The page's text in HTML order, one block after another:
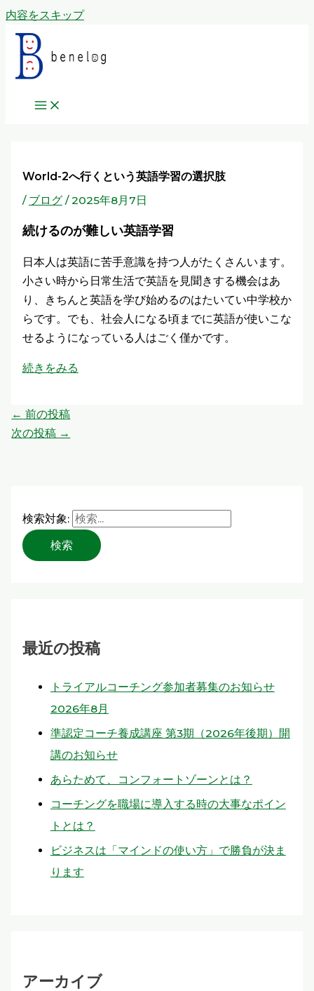
内容をスキップ
World-2へ行くという英語学習の選択肢
/ ブログ/2025年8月7日
続けるのが難しい英語学習
日本人は英語に苦手意識を持つ人がたくさんいます。
小さい時から日常生活で英語を見聞きする機会はあ
り、きちんと英語を学び始めるのはたいてい中学校か
らです。でも、社会人になる頃までに英語が使いこな
せるようになっている人はごく僅かです。
続きをみる
← 前の投稿
次の投稿 →
検索対象:
最近の投稿
トライアルコーチング参加者募集のお知らせ
2026年8月
準認定コーチ養成講座 第3期（2026年後期）開
講のお知らせ
あらためて、コンフォートゾーンとは？
コーチングを職場に導入する時の大事なポイン
トとは？
ビジネスは「マインドの使い方」で勝負が決ま
ります
アーカイブ